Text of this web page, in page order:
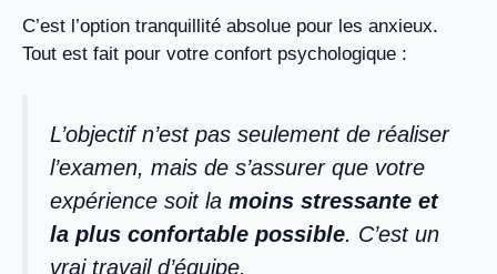
C’est l’option tranquillité absolue pour les anxieux.
Tout est fait pour votre confort psychologique :
L’objectif n’est pas seulement de réaliser
l’examen, mais de s’assurer que votre
expérience soit la moins stressante et
la plus confortable possible. C’est un
vrai travail d’équipe.